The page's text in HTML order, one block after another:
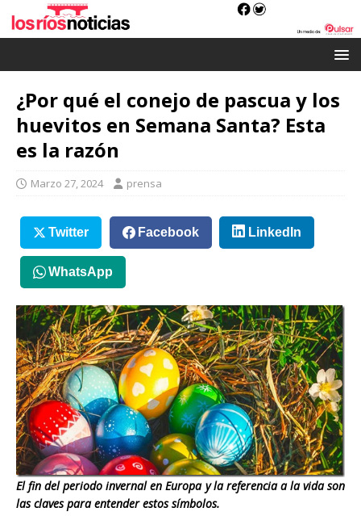
¿Por qué el conejo de pascua y los
huevitos en Semana Santa? Esta
es la razón
Marzo 27, 2024 prensa
Twitter Facebook LinkedIn
WhatsApp
El fin del periodo invernal en Europa y la referencia a la vida son
las claves para entender estos símbolos.